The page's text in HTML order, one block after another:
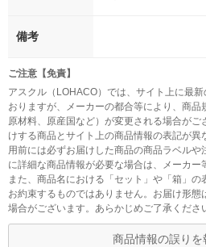
備考
ご注意【免責】
アスクル（LOHACO）では、サイト上に最
おりますが、メーカーの都合等により、商品
原材料、原産国など）が変更される場合が
けする商品とサイト上の商品情報の表記が
用前には必ずお届けした商品の商品ラベルや
に詳細な商品情報が必要な場合は、メーカー
また、商品名における「セット」や「箱」
お約束するものではありません。お届け形
場合がございます。あらかじめご了承くださ
商品情報の誤りを